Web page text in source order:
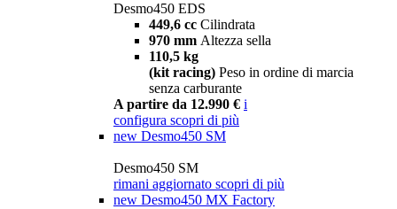
Desmo450 EDS
449,6 cc Cilindrata
970 mm Altezza sella
110,5 kg
(kit racing) Peso in ordine di marcia
senza carburante
A partire da 12.990 € i
configura scopri di più
new Desmo450 SM
Desmo450 SM
rimani aggiornato scopri di più
new Desmo450 MX Factory